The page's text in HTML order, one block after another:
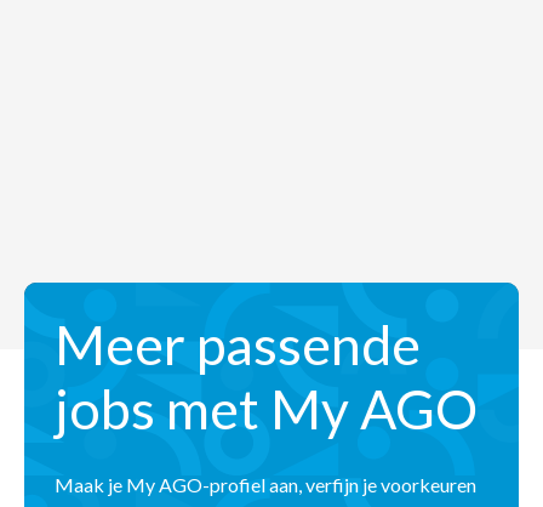
Meer passende
jobs met My AGO
Maak je My AGO-profiel aan, verfijn je voorkeuren